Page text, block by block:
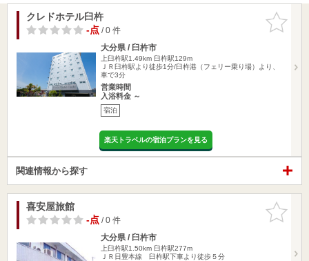
お気に入
りに追加
クレドホテル臼杵
-点/ 0 件
大分県 / 臼杵市
上臼杵駅1.49km 臼杵駅129m
ＪＲ臼杵駅より徒歩1分/臼杵港（フェリー乗り場）より、
車で3分
営業時間
入浴料金 ～
宿泊
楽天トラベルの宿泊プランを見る
関連情報から探す
お気に入
りに追加
喜安屋旅館
-点/ 0 件
大分県 / 臼杵市
上臼杵駅1.50km 臼杵駅277m
ＪＲ日豊本線 臼杵駅下車より徒歩５分